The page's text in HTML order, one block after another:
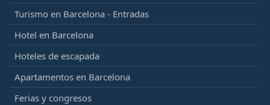
Turismo en Barcelona - Entradas
Hotel en Barcelona
Hoteles de escapada
Apartamentos en Barcelona
Ferias y congresos